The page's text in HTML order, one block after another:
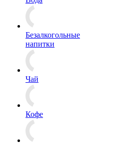
Безалкогольные
напитки
Чай
Кофе